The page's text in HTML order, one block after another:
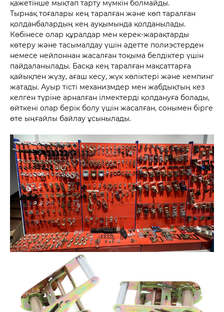
қажетінше мықтап тарту мүмкін болмайды.
Тырнақ тоғалары кең таралған және көп таралған
қолданбалардың кең ауқымында қолданылады.
Көбінесе олар құралдар мен керек-жарақтарды
көтеру және тасымалдау үшін әдетте полиэстерден
немесе нейлоннан жасалған тоқыма белдіктер үшін
пайдаланылады. Басқа кең таралған мақсаттарға
қайықпен жүзу, ағаш кесу, жүк көліктері және кемпинг
жатады. Ауыр тісті механизмдер мен жабдықтың кез
келген түріне арналған ілмектерді қолдануға болады,
өйткені олар берік болу үшін жасалған, сонымен бірге
өте ыңғайлы байлау ұсынылады.